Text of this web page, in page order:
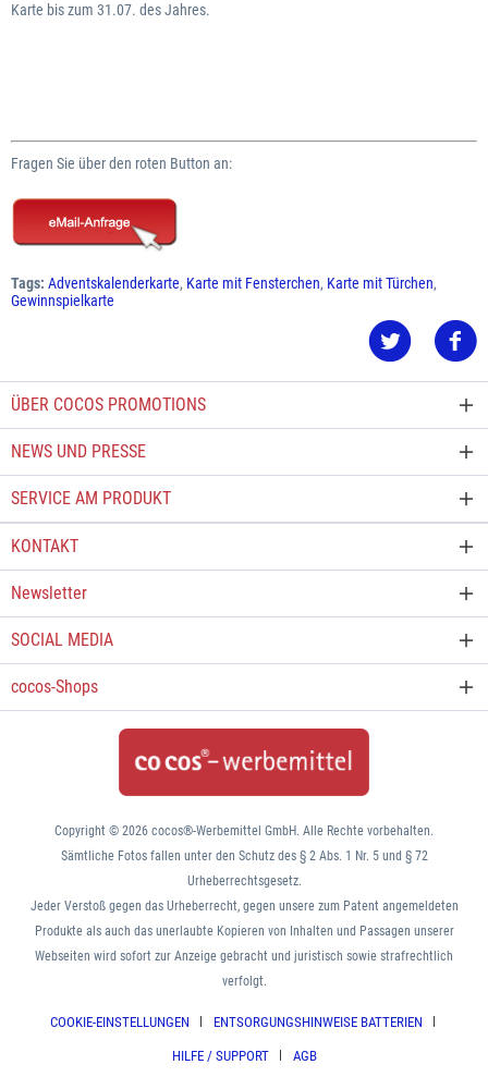
Karte bis zum 31.07. des Jahres.
Fragen Sie über den roten Button an:
Tags: Adventskalenderkarte, Karte mit Fensterchen, Karte mit Türchen,
Gewinnspielkarte
ÜBER COCOS PROMOTIONS
NEWS UND PRESSE
SERVICE AM PRODUKT
KONTAKT
Newsletter
SOCIAL MEDIA
cocos-Shops
COOKIE-EINSTELLUNGEN ENTSORGUNGSHINWEISE BATTERIEN
HILFE / SUPPORT AGB
Copyright © 2026 cocos®-Werbemittel GmbH. Alle Rechte vorbehalten.
Sämtliche Fotos fallen unter den Schutz des § 2 Abs. 1 Nr. 5 und § 72
Urheberrechtsgesetz.
Jeder Verstoß gegen das Urheberrecht, gegen unsere zum Patent angemeldeten
Produkte als auch das unerlaubte Kopieren von Inhalten und Passagen unserer
Webseiten wird sofort zur Anzeige gebracht und juristisch sowie strafrechtlich
verfolgt.